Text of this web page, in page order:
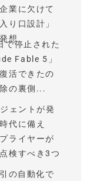
業に欠けて
り口設計」
想
で停止された
Fable 5」
活できたの
の裏側...
ェントが発
代に備え
ライヤーが
検すべき3つ
の自動化で